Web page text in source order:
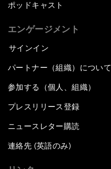
ポッドキャスト
エンゲージメント
サインイン
パートナー（組織）について
参加する（個人、組織）
プレスリリース登録
ニュースレター購読
連絡先 (英語のみ)